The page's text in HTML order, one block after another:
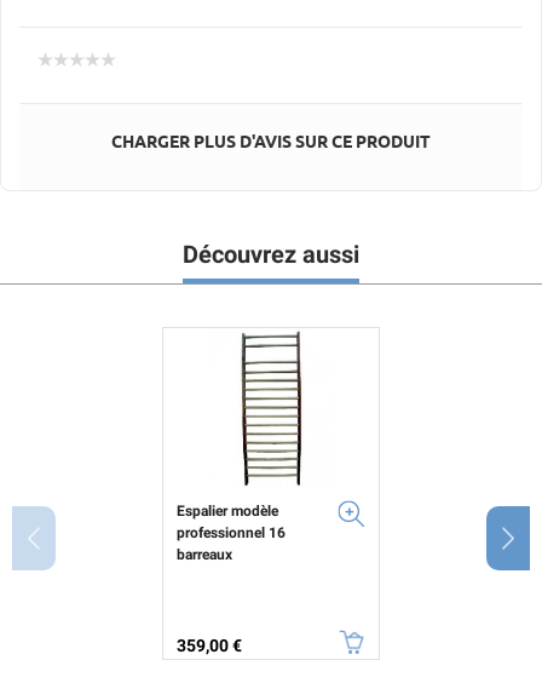
CHARGER PLUS D'AVIS SUR CE PRODUIT
Découvrez aussi
Espalier modèle
professionnel 16
barreaux
Prix
359,00 €